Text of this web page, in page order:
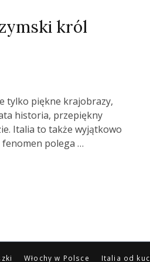
król
piękne krajobrazy,
historia, przepiękny
Italia to także wyjątkowo
fenomen polega …
Włochy w Polsce Italia od